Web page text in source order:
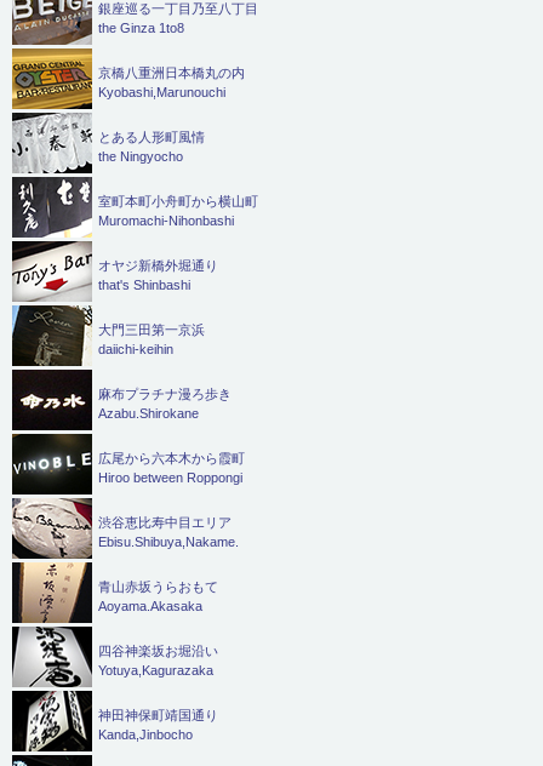
銀座巡る一丁目乃至八丁目
the Ginza 1to8
京橋八重洲日本橋丸の内
Kyobashi,Marunouchi
とある人形町風情
the Ningyocho
室町本町小舟町から横山町
Muromachi-Nihonbashi
オヤジ新橋外堀通り
that's Shinbashi
大門三田第一京浜
daiichi-keihin
麻布プラチナ漫ろ歩き
Azabu.Shirokane
広尾から六本木から霞町
Hiroo between Roppongi
渋谷恵比寿中目エリア
Ebisu.Shibuya,Nakame.
青山赤坂うらおもて
Aoyama.Akasaka
四谷神楽坂お堀沿い
Yotuya,Kagurazaka
神田神保町靖国通り
Kanda,Jinbocho